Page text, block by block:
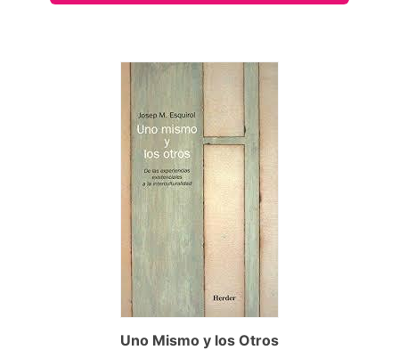
Uno Mismo y los Otros